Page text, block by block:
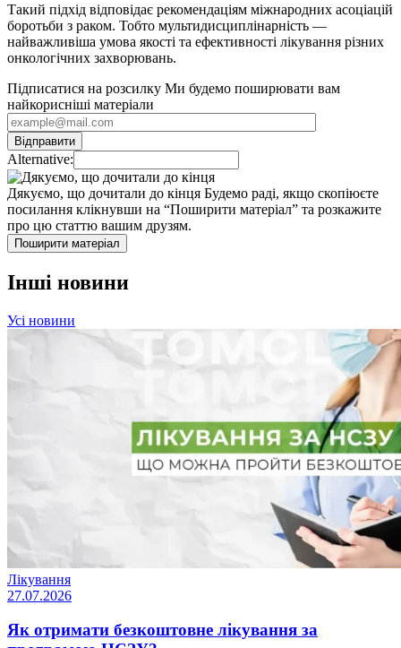
Такий підхід відповідає рекомендаціям міжнародних асоціацій
боротьби з раком. Тобто мультидисциплінарність —
найважливіша умова якості та ефективності лікування різних
онкологічних захворювань.
Підписатися на розсилку Ми будемо поширювати вам
найкорисніші матеріали
Alternative:
Дякуємо, що дочитали до кінця Будемо раді, якщо скопіюєте
посилання клікнувши на “Поширити матеріал” та розкажите
про цю статтю вашим друзям.
Поширити матеріал
Інші новини
Усі новини
Лікування
27.07.2026
Як отримати безкоштовне лікування за